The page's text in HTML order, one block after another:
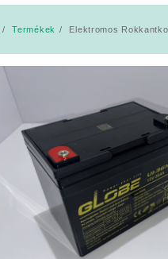
Termékek Elektromos